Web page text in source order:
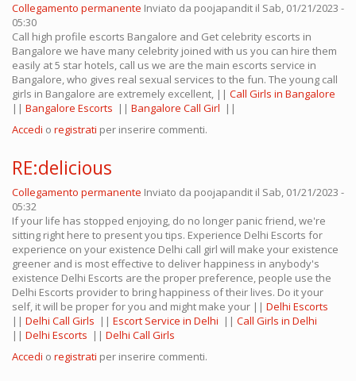
Collegamento permanente Inviato da poojapandit il Sab, 01/21/2023 -
05:30
Call high profile escorts Bangalore and Get celebrity escorts in
Bangalore we have many celebrity joined with us you can hire them
easily at 5 star hotels, call us we are the main escorts service in
Bangalore, who gives real sexual services to the fun. The young call
girls in Bangalore are extremely excellent, || Call Girls in Bangalore
|| Bangalore Escorts || Bangalore Call Girl ||
Accedi o registrati per inserire commenti.
RE:delicious
Collegamento permanente Inviato da poojapandit il Sab, 01/21/2023 -
05:32
If your life has stopped enjoying, do no longer panic friend, we're
sitting right here to present you tips. Experience Delhi Escorts for
experience on your existence Delhi call girl will make your existence
greener and is most effective to deliver happiness in anybody's
existence Delhi Escorts are the proper preference, people use the
Delhi Escorts provider to bring happiness of their lives. Do it your
self, it will be proper for you and might make your || Delhi Escorts
|| Delhi Call Girls || Escort Service in Delhi || Call Girls in Delhi
|| Delhi Escorts || Delhi Call Girls
Accedi o registrati per inserire commenti.